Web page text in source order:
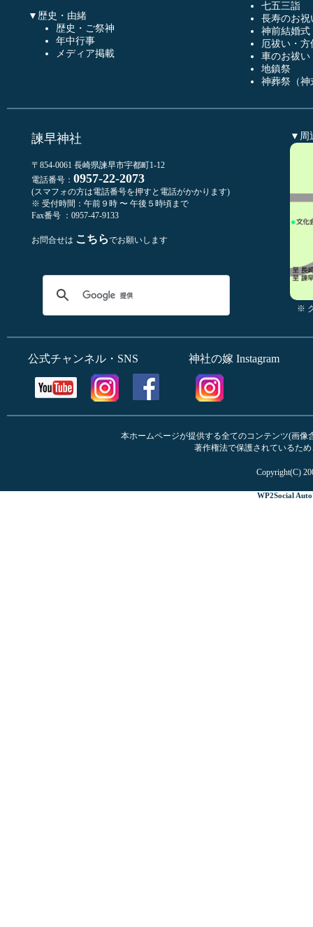
▼歴史・由緒
歴史・ご祭神
年中行事
メディア掲載
七五三詣
長寿のお祝
神前結婚式
厄祓い・方
車のお祓い
地鎮祭
神葬祭（神
諫早神社
〒854-0061 長崎県諫早市宇都町1-12
電話番号： 0957-22-2073
(スマフォの方は電話番号を押すと電話がかかります)
※ 受付時間：午前９時 〜 午後５時頃まで
Fax番号 ：0957-47-9133
お問合せは こちらでお願いします
▼周
※
公式チャンネル・SNS 神社の嫁 Instagram
本ホームページが提供する全てのコンテンツ(画
著作権法で保護されているた
Copyright(C)
WP2Social